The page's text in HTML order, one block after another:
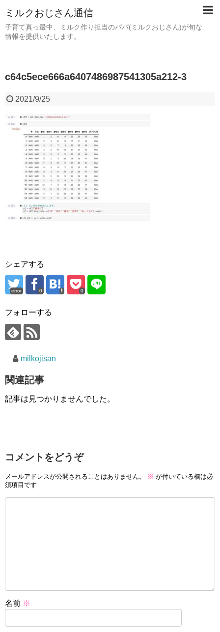
ミルクおじさん通信
子育て真っ最中、ミルク作り担当のパパ(ミルクおじさん)が旬な
情報を提供いたします。
c64c5ece666a6407486987541305a212-3
2021/9/25
シェアする
error 0 0
フォローする
milkojisan
関連記事
記事は見つかりませんでした。
コメントをどうぞ
メールアドレスが公開されることはありません。 ※ が付いている欄は必
須項目です
名前 ※